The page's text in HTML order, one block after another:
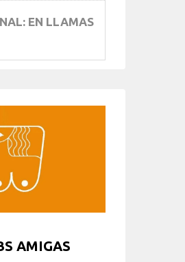
EN LLAMAS
AMIGAS